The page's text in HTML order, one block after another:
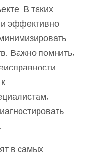
В таких
и эффективно
Важно помнить,
в самых